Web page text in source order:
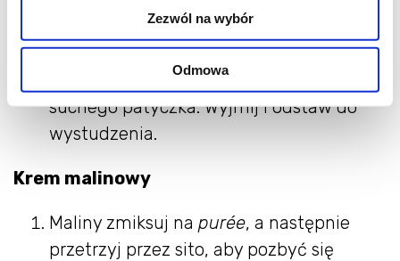
Zezwól na wybór
Odmowa
cm posmarowanej uprzednio olejem i
wstaw do piekarnika nagrzanego do
180°C. Piecz przez 50-60 minut do
suchego patyczka. Wyjmij i odstaw do
wystudzenia.
Krem malinowy
Maliny zmiksuj na purée, a następnie
przetrzyj przez sito, aby pozbyć się